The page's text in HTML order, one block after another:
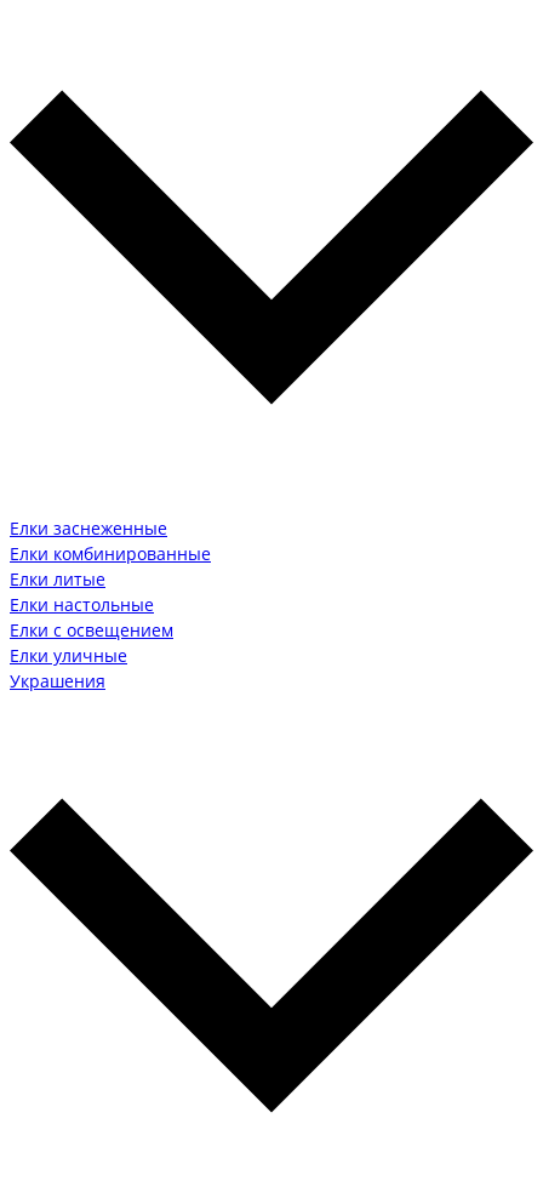
Елки заснеженные
Елки комбинированные
Елки литые
Елки настольные
Елки с освещением
Елки уличные
Украшения